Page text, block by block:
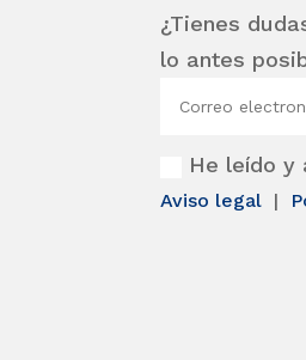
¿Tienes
lo antes
He leído y
Aviso legal |